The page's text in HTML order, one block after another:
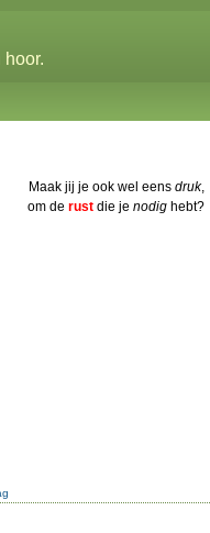
Maak jij je ook wel eens druk,
om derust die jenodig hebt?